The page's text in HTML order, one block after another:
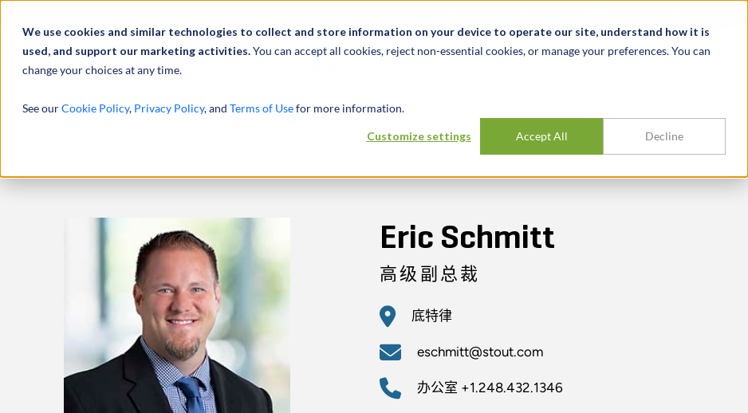
We use cookies and similar technologies to collect and store information on your device to operate our site, understand how it is
used, and support our marketing activities.You can accept all cookies, reject non-essential cookies, or manage your preferences. You can
change your choices at any time.
See ourCookie Policy, Privacy Policy, and Terms of Usefor more information.
Customize settings Accept All Decline
Eric Schmitt
高级副总裁
底特律
eschmitt@stout.com
办公室 +1.248.432.1346